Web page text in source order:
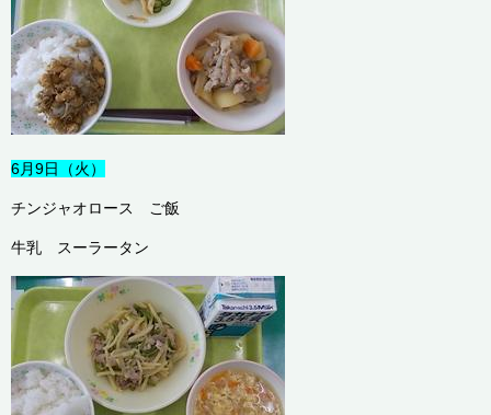
6月9日（火）
チンジャオロース ご飯
牛乳 スーラータン